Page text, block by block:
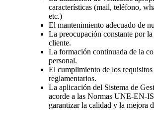
características (mail, teléfono,
etc.)
El mantenimiento adecuado de
La preocupación constante por
cliente.
La formación continuada de la
personal.
El cumplimiento de los requisitos
reglamentarios.
La aplicación del Sistema de
acorde a las Normas UNE-EN-
garantizar la calidad y la mejora